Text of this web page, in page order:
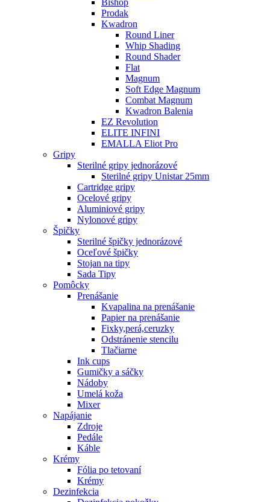
Prodak
Kwadron
Round Liner
Whip Shading
Round Shader
Flat
Magnum
Soft Edge Magnum
Combat Magnum
Kwadron Balenia
EZ Revolution
ELITE INFINI
EMALLA Eliot Pro
Gripy
Sterilné gripy jednorázové
Sterilné gripy Unistar 25mm
Cartridge gripy
Ocelové gripy
Aluminiové gripy
Nylonové gripy
Špičky
Sterilné špičky jednorázové
Oceľové špičky
Stojan na tipy
Sada Tipy
Pomôcky
Prenášanie
Kvapalina na prenášanie
Papier na prenášanie
Fixky,perá,ceruzky
Odstránenie stencilu
Tlačiarne
Ink cups
Gumičky a sáčky
Nádoby
Umelá koža
Mixer
Napájanie
Zdroje
Pedále
Káble
Krémy
Fólia po tetovaní
Krémy
Dezinfekcia